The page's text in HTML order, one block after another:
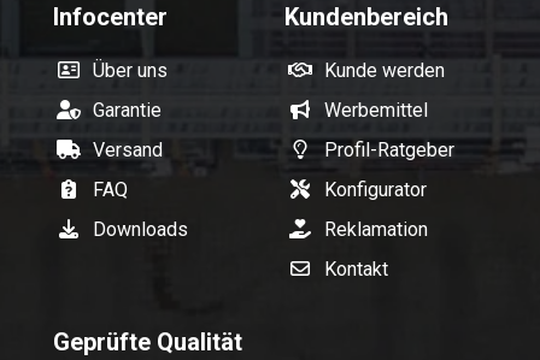
Infocenter
Über uns
Garantie
Versand
FAQ
Downloads
Kundenbereich
Kunde werden
Werbemittel
Profil-Ratgeber
Konfigurator
Reklamation
Kontakt
Geprüfte Qualität